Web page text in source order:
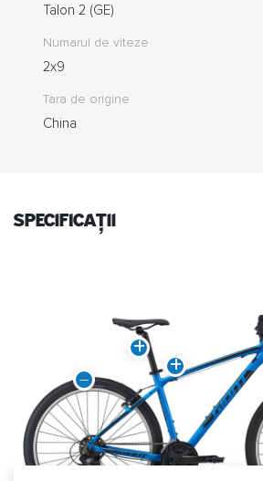
Talon 2 (GE)
Numarul de viteze
2x9
Tara de origine
China
specificații